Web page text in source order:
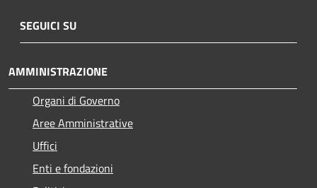
SEGUICI SU
AMMINISTRAZIONE
Organi di Governo
Aree Amministrative
Uffici
Enti e fondazioni